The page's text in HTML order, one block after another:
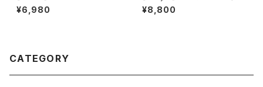
E リフレクター プリント Tシャツ
/ アメリカ製 USA製 90年代 U
¥6,980
シュ デニム ミニ スカート / 90
年代 古着 レディース N1586
¥8,800
CATEGORY